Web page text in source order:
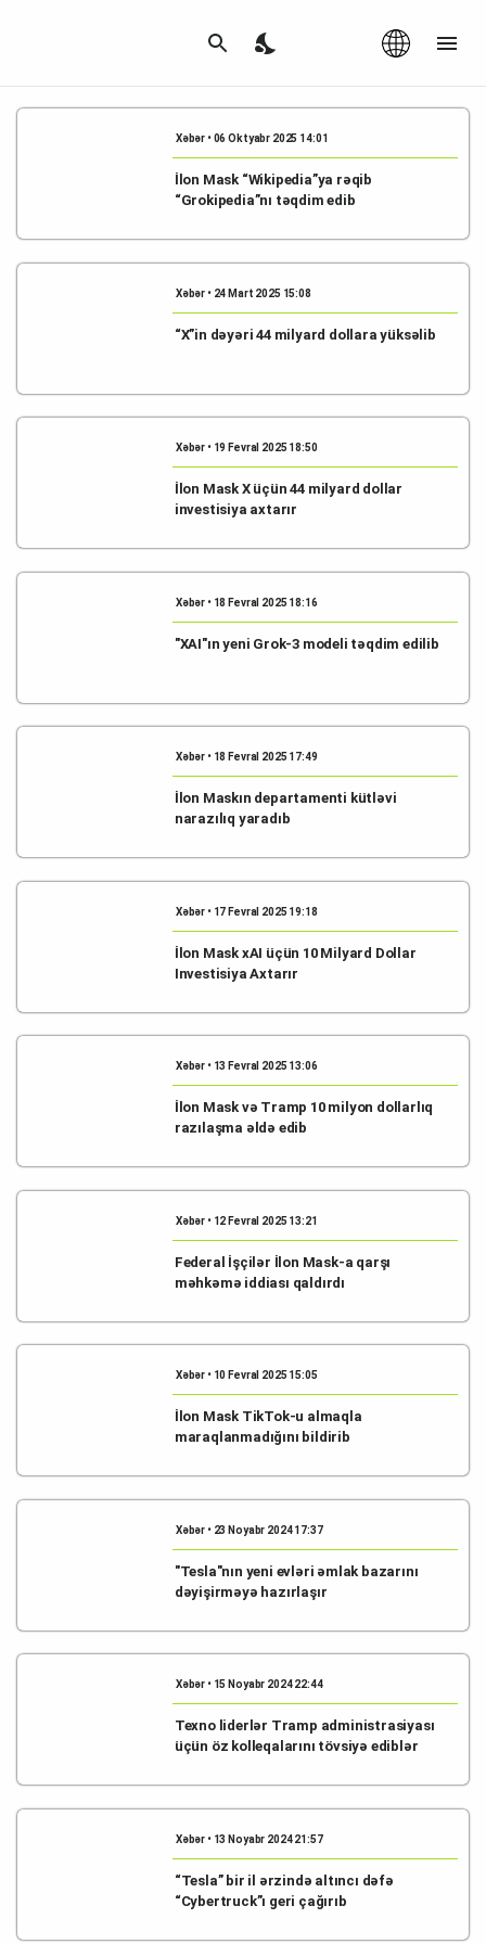
Xəbər • 06 Oktyabr 2025 14:01
İlon Mask “Wikipedia”ya rəqib
“Grokipedia”nı təqdim edib
Xəbər • 24 Mart 2025 15:08
“X”in dəyəri 44 milyard dollara yüksəlib
Xəbər • 19 Fevral 2025 18:50
İlon Mask X üçün 44 milyard dollar
investisiya axtarır
Xəbər • 18 Fevral 2025 18:16
"XAI"ın yeni Grok-3 modeli təqdim edilib
Xəbər • 18 Fevral 2025 17:49
İlon Maskın departamenti kütləvi
narazılıq yaradıb
Xəbər • 17 Fevral 2025 19:18
İlon Mask xAI üçün 10 Milyard Dollar
Investisiya Axtarır
Xəbər • 13 Fevral 2025 13:06
İlon Mask və Tramp 10 milyon dollarlıq
razılaşma əldə edib
Xəbər • 12 Fevral 2025 13:21
Federal İşçilər İlon Mask-a qarşı
məhkəmə iddiası qaldırdı
Xəbər • 10 Fevral 2025 15:05
İlon Mask TikTok-u almaqla
maraqlanmadığını bildirib
Xəbər • 23 Noyabr 2024 17:37
"Tesla"nın yeni evləri əmlak bazarını
dəyişirməyə hazırlaşır
Xəbər • 15 Noyabr 2024 22:44
Texno liderlər Tramp administrasiyası
üçün öz kolleqalarını tövsiyə ediblər
Xəbər • 13 Noyabr 2024 21:57
“Tesla” bir il ərzində altıncı dəfə
“Cybertruck”ı geri çağırıb